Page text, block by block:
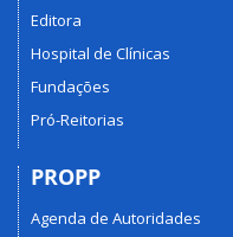
Editora
Hospital de Clínicas
Fundações
Pró-Reitorias
PROPP
Agenda de Autoridades